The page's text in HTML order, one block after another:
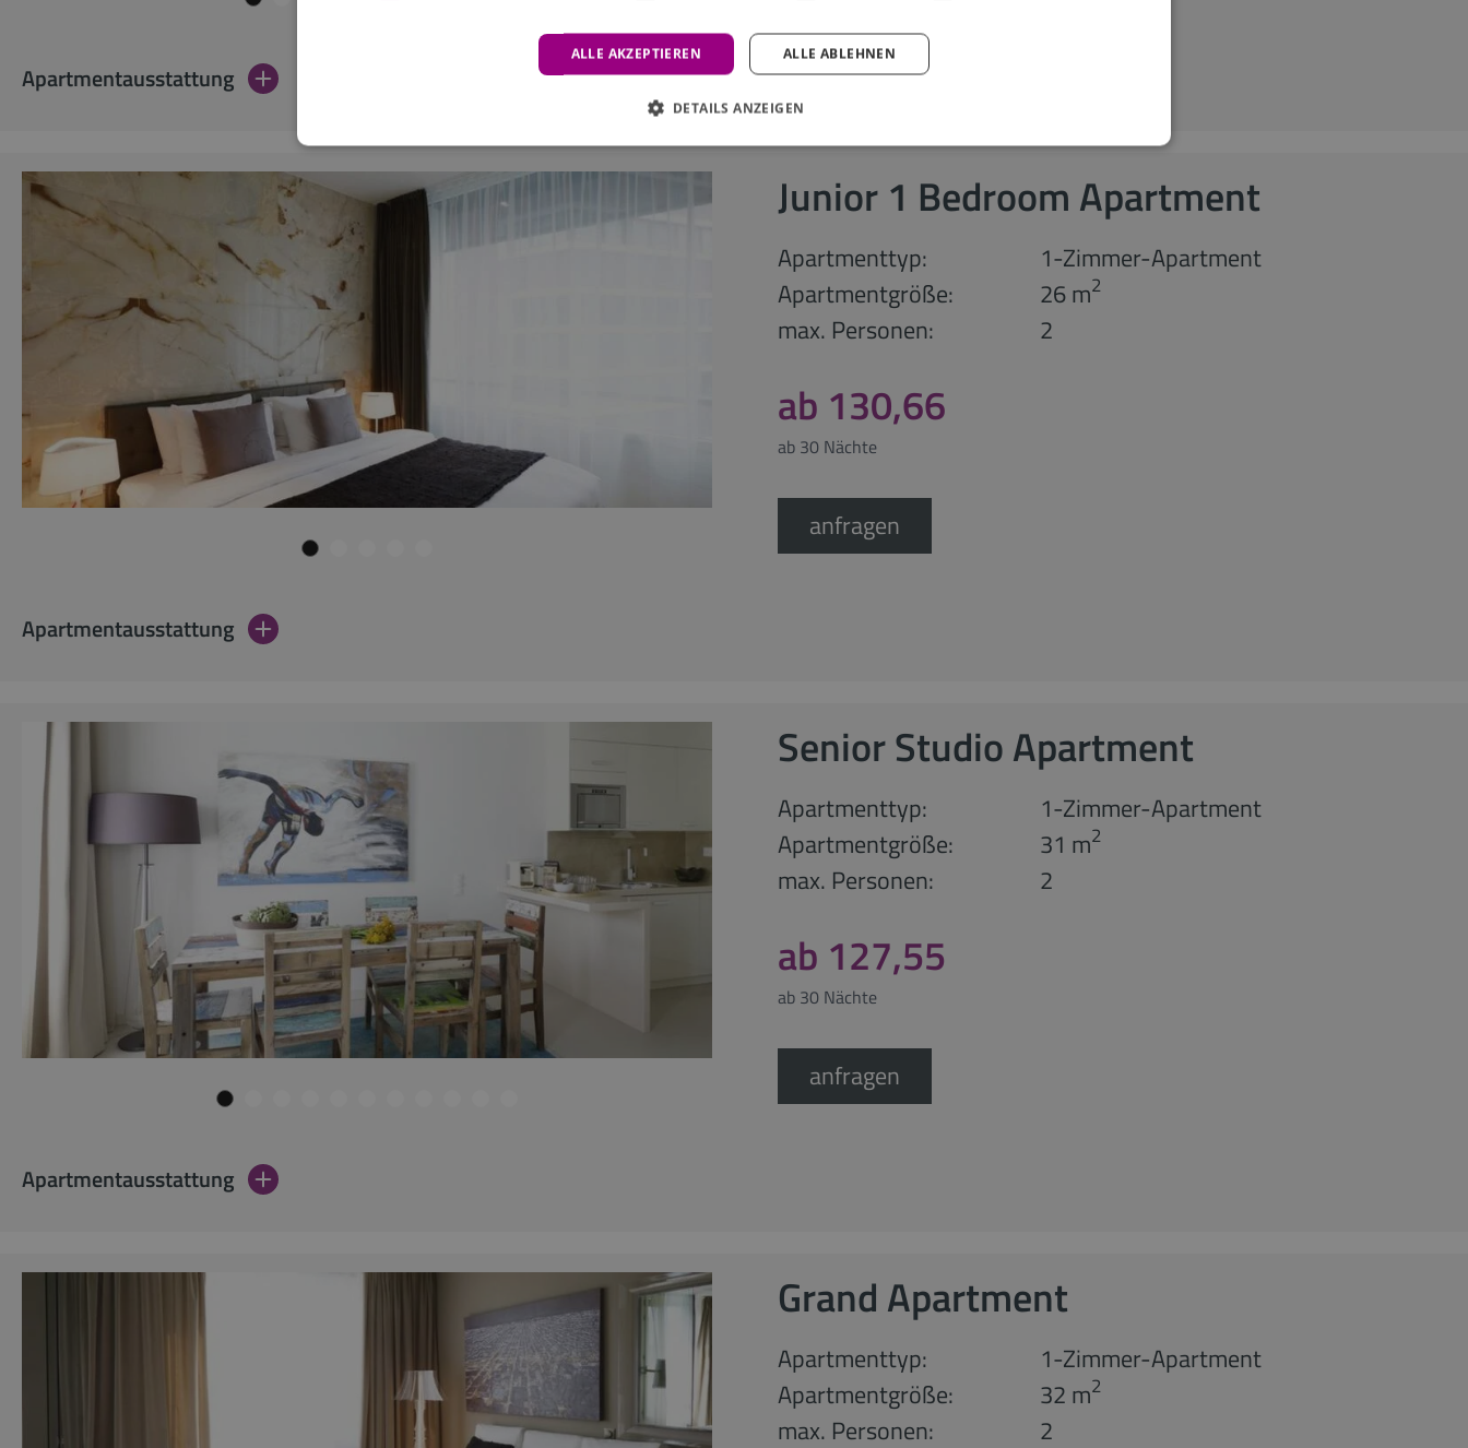
Apartmentausstattung
Junior 1 Bedroom Apartment
Apartmenttyp:
1-Zimmer-Apartment
Apartmentgröße:
26 m2
max. Personen: 2
ab 130,66
ab 30 Nächte
anfragen
Apartmentausstattung
Senior Studio Apartment
Apartmenttyp:
1-Zimmer-Apartment
Apartmentgröße:
31 m2
max. Personen: 2
ab 127,55
ab 30 Nächte
anfragen
Apartmentausstattung
Grand Apartment
Apartmenttyp:
1-Zimmer-Apartment
Apartmentgröße:
32 m2
max. Personen: 2
ALLE AKZEPTIEREN ALLE ABLEHNEN
DETAILS ANZEIGEN